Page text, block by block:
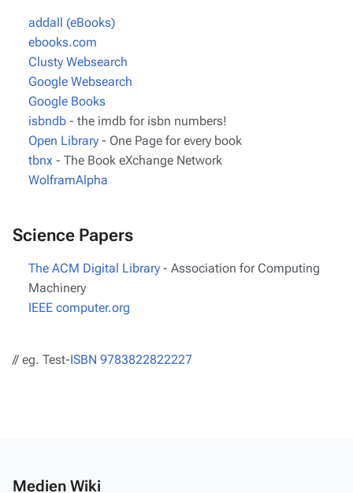
addall (eBooks)
ebooks.com
Clusty Websearch
Google Websearch
Google Books
isbndb - the imdb for isbn numbers!
Open Library - One Page for every book
tbnx - The Book eXchange Network
WolframAlpha
Science Papers
The ACM Digital Library - Association for Computing
Machinery
IEEE computer.org
// eg. Test-ISBN 9783822822227
Medien Wiki